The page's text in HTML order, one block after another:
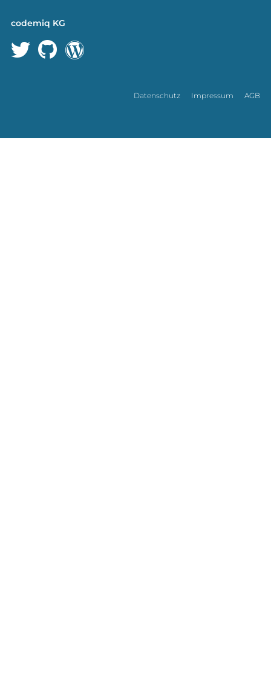
codemiq KG
Datenschutz Impressum AGB